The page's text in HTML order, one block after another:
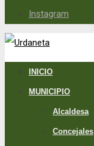
Instagram
INICIO
MUNICIPIO
Alcaldesa
Concejales